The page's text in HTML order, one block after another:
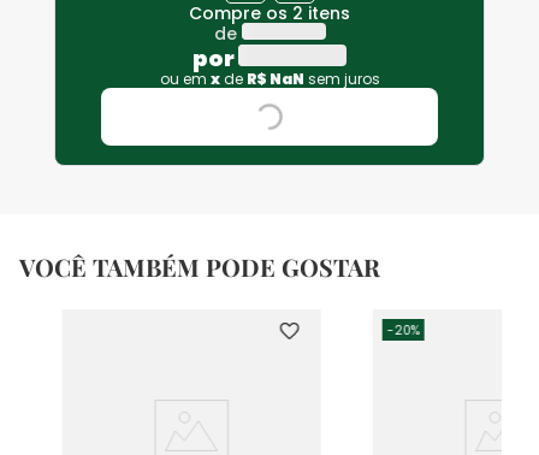
Compre os 2 itens
de
por
ou em x de R$ NaN sem juros
VOCÊ TAMBÉM PODE GOSTAR
-20%